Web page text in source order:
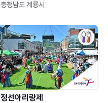
충청남도 계룡시
정선아리랑제